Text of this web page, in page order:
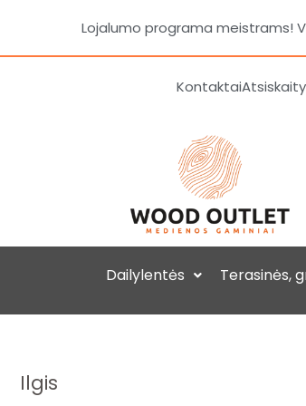
turinio
Lojalumo programa meistrams!
Kontaktai
Dailylentės Terasinės,
Ilgis